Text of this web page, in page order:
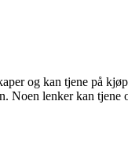
og kan tjene på
Noen lenker kan